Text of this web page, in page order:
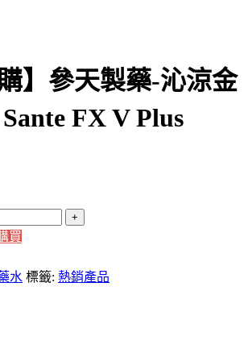
】參天製藥-沁涼金
FX V Plus
買
水 標籤: 熱銷產品